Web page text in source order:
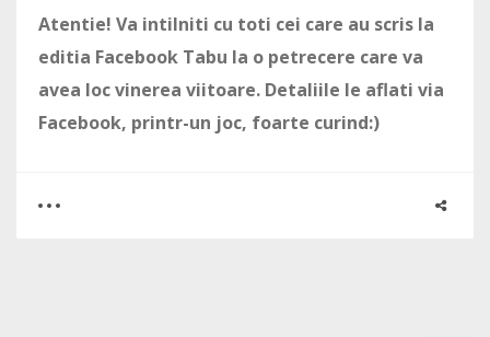
Atentie! Va intilniti cu toti cei care au scris la
editia Facebook Tabu la o petrecere care va
avea loc vinerea viitoare. Detaliile le aflati via
Facebook, printr-un joc, foarte curind:)